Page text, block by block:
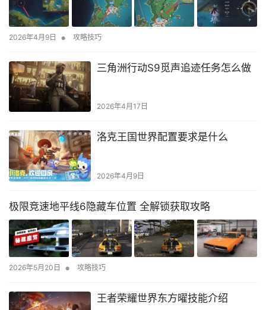
2026年4月9日 • 攻略技巧
三角洲行动S9觅声追迹任务怎么做
2026年4月17日
洛克王国世界配置要求是什么
2026年4月9日
极限竞速地平线6隐藏车位置 全解锁获取攻略
2026年5月20日 • 攻略技巧
王者荣耀世界东方曜技能介绍